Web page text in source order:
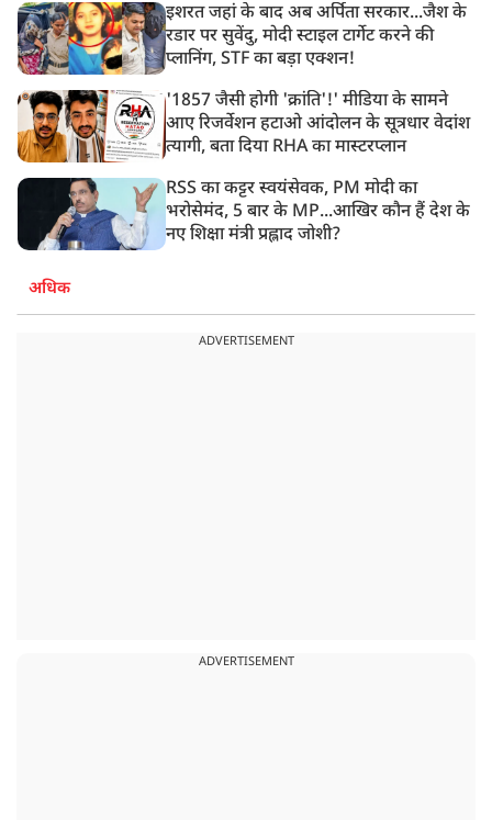
इशरत जहां के बाद अब अर्पिता सरकार...जैश के
रडार पर सुवेंदु, मोदी स्टाइल टार्गेट करने की
प्लानिंग, STF का बड़ा एक्शन!
'1857 जैसी होगी 'क्रांति'!' मीडिया के सामने
आए रिजर्वेशन हटाओ आंदोलन के सूत्रधार वेदांश
त्यागी, बता दिया RHA का मास्टरप्लान
RSS का कट्टर स्वयंसेवक, PM मोदी का
भरोसेमंद, 5 बार के MP...आखिर कौन हैं देश के
नए शिक्षा मंत्री प्रह्लाद जोशी?
अधिक
ADVERTISEMENT
ADVERTISEMENT